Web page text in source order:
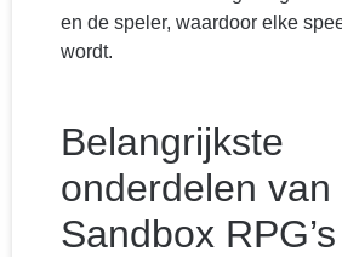
en de speler, waardoor elke
wordt.
Belangrijkste
onderdelen van
Sandbox RPG’s